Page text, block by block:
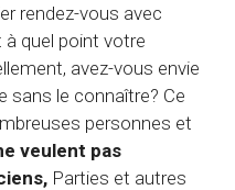
rendez-vous avec
à quel point votre
avez-vous envie
sans le connaître? Ce
personnes et
veulent pas
Parties et autres